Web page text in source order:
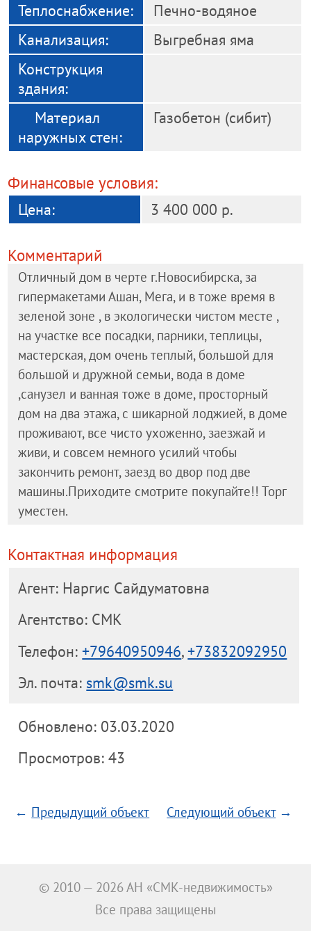
Теплоснабжение:
Печно-водяное
Канализация:
Выгребная яма
Конструкция
здания:
Материал
наружных стен:
Газобетон (сибит)
Финансовые условия:
Цена: 3 400 000 р.
Комментарий
Отличный дом в черте г.Новосибирска, за
гипермакетами Ашан, Мега, и в тоже время в
зеленой зоне , в экологически чистом месте ,
на участке все посадки, парники, теплицы,
мастерская, дом очень теплый, большой для
большой и дружной семьи, вода в доме
,санузел и ванная тоже в доме, просторный
дом на два этажа, с шикарной лоджией, в доме
проживают, все чисто ухоженно, заезжай и
живи, и совсем немного усилий чтобы
закончить ремонт, заезд во двор под две
машины.Приходите смотрите покупайте!! Торг
уместен.
Контактная информация
Агент: Наргис Сайдуматовна
Агентство: СМК
Телефон:+79640950946,+73832092950
Эл. почта: smk@smk.su
Обновлено: 03.03.2020
Просмотров: 43
← Предыдущий объект Следующий объект→
© 2010 — 2026 АН «СМК-недвижимость»
Все права защищены